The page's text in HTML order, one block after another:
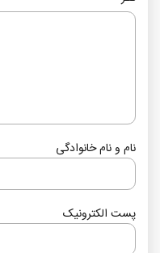
نام و نام خانوادگی
پست الکترونیک